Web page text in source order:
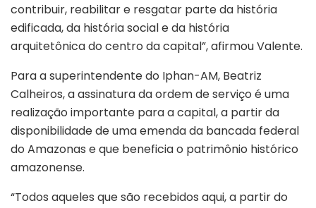
contribuir, reabilitar e resgatar parte da história
edificada, da história social e da história
arquitetônica do centro da capital”, afirmou Valente.
Para a superintendente do Iphan-AM, Beatriz
Calheiros, a assinatura da ordem de serviço é uma
realização importante para a capital, a partir da
disponibilidade de uma emenda da bancada federal
do Amazonas e que beneficia o patrimônio histórico
amazonense.
“Todos aqueles que são recebidos aqui, a partir do